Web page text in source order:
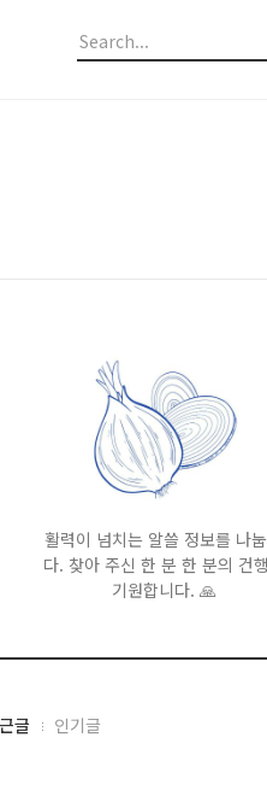
활력이 넘치는 알쓸 정보를 나
다. 찾아 주신 한 분 한 분의 건
기원합니다. 🙏
글 인기글